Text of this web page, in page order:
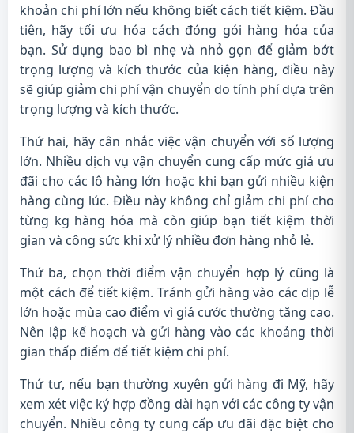
khoản chi phí lớn nếu không biết cách tiết kiệm. Đầu
tiên, hãy tối ưu hóa cách đóng gói hàng hóa của
bạn. Sử dụng bao bì nhẹ và nhỏ gọn để giảm bớt
trọng lượng và kích thước của kiện hàng, điều này
sẽ giúp giảm chi phí vận chuyển do tính phí dựa trên
trọng lượng và kích thước.
Thứ hai, hãy cân nhắc việc vận chuyển với số lượng
lớn. Nhiều dịch vụ vận chuyển cung cấp mức giá ưu
đãi cho các lô hàng lớn hoặc khi bạn gửi nhiều kiện
hàng cùng lúc. Điều này không chỉ giảm chi phí cho
từng kg hàng hóa mà còn giúp bạn tiết kiệm thời
gian và công sức khi xử lý nhiều đơn hàng nhỏ lẻ.
Thứ ba, chọn thời điểm vận chuyển hợp lý cũng là
một cách để tiết kiệm. Tránh gửi hàng vào các dịp lễ
lớn hoặc mùa cao điểm vì giá cước thường tăng cao.
Nên lập kế hoạch và gửi hàng vào các khoảng thời
gian thấp điểm để tiết kiệm chi phí.
Thứ tư, nếu bạn thường xuyên gửi hàng đi Mỹ, hãy
xem xét việc ký hợp đồng dài hạn với các công ty vận
chuyển. Nhiều công ty cung cấp ưu đãi đặc biệt cho